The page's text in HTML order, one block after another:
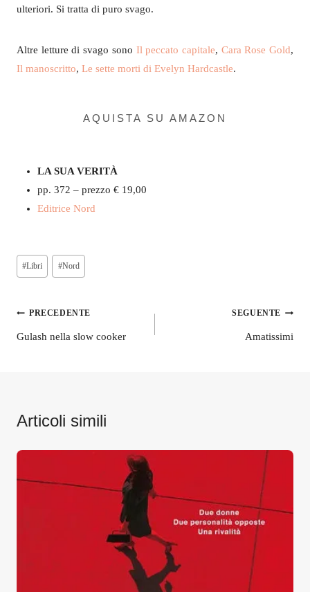
ulteriori. Si tratta di puro svago.
Altre letture di svago sono Il peccato capitale, Cara Rose Gold,
Il manoscritto, Le sette morti di Evelyn Hardcastle.
AQUISTA SU AMAZON
LA SUA VERITÀ
pp. 372 – prezzo € 19,00
Editrice Nord
Tag
articolo:
#Libri #Nord
Navigazione
articoli
PRECEDENTE
Gulash nella slow cooker
SEGUENTE
Amatissimi
Articoli simili